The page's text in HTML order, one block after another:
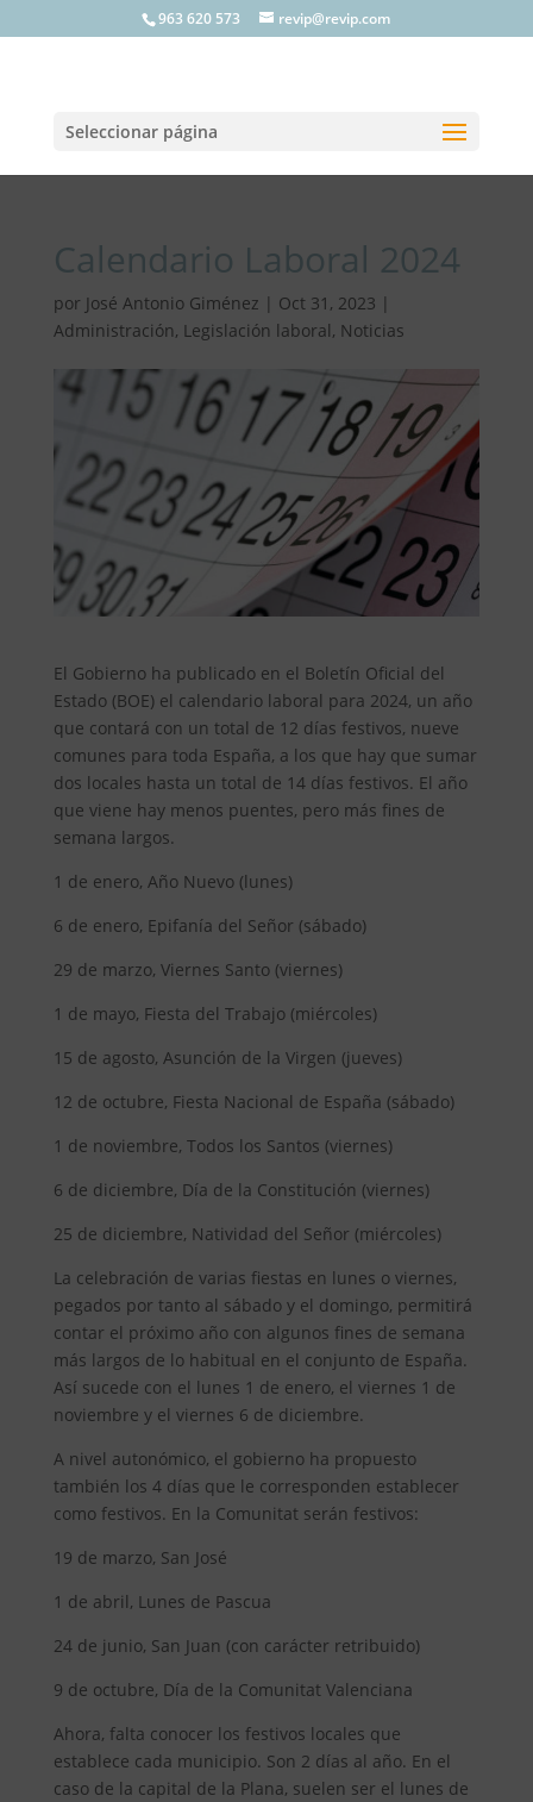
963 620 573 revip@revip.com
Seleccionar página
Calendario Laboral 2024
por José Antonio Giménez | Oct 31, 2023 |
Administración, Legislación laboral, Noticias
El Gobierno ha publicado en el Boletín Oficial del
Estado (BOE) el calendario laboral para 2024, un año
que contará con un total de 12 días festivos, nueve
comunes para toda España, a los que hay que sumar
dos locales hasta un total de 14 días festivos. El año
que viene hay menos puentes, pero más fines de
semana largos.
1 de enero, Año Nuevo (lunes)
6 de enero, Epifanía del Señor (sábado)
29 de marzo, Viernes Santo (viernes)
1 de mayo, Fiesta del Trabajo (miércoles)
15 de agosto, Asunción de la Virgen (jueves)
12 de octubre, Fiesta Nacional de España (sábado)
1 de noviembre, Todos los Santos (viernes)
6 de diciembre, Día de la Constitución (viernes)
25 de diciembre, Natividad del Señor (miércoles)
La celebración de varias fiestas en lunes o viernes,
pegados por tanto al sábado y el domingo, permitirá
contar el próximo año con algunos fines de semana
más largos de lo habitual en el conjunto de España.
Así sucede con el lunes 1 de enero, el viernes 1 de
noviembre y el viernes 6 de diciembre.
A nivel autonómico, el gobierno ha propuesto
también los 4 días que le corresponden establecer
como festivos. En la Comunitat serán festivos:
19 de marzo, San José
1 de abril, Lunes de Pascua
24 de junio, San Juan (con carácter retribuido)
9 de octubre, Día de la Comunitat Valenciana
Ahora, falta conocer los festivos locales que
establece cada municipio. Son 2 días al año. En el
caso de la capital de la Plana, suelen ser el lunes de